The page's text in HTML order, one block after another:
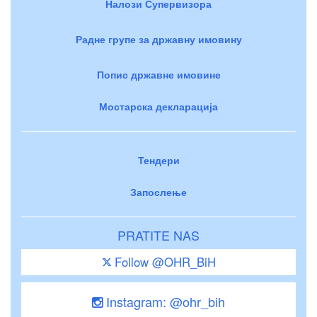
Налози Супервизора
Радне групе за државну имовину
Попис државне имовине
Мостарска декларација
Тендери
Запослење
PRATITE NAS
Follow @OHR_BiH
Instagram: @ohr_bih